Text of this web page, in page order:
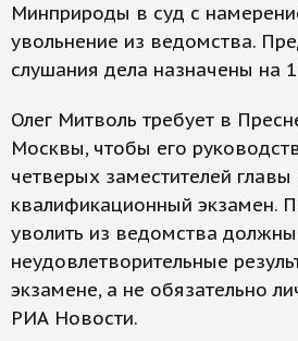
Минприроды в суд с
увольнение из ведомства.
слушания дела назначены на
Олег Митволь требует в
Москвы, чтобы его
четверых заместителей
квалификационный экзамен.
уволить из ведомства
неудовлетворительные
экзамене, а не обязательно
РИА Новости.